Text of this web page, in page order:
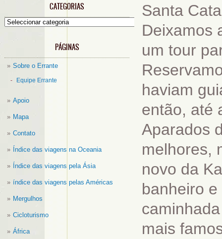
CATEGORIAS
Categorias
PÁGINAS
Sobre o Errante
Equipe Errante
Apoio
Mapa
Contato
Índice das viagens na Oceania
Índice das viagens pela Ásia
índice das viagens pelas Américas
Mergulhos
Cicloturismo
África
Santa
Deixamos
um tour
haviam
então, até
Aparados
melhores,
novo da
banheiro
mais